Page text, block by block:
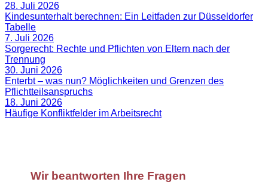
28. Juli 2026
Kindesunterhalt berechnen: Ein Leitfaden zur Düsseldorfer
Tabelle
7. Juli 2026
Sorgerecht: Rechte und Pflichten von Eltern nach der
Trennung
30. Juni 2026
Enterbt – was nun? Möglichkeiten und Grenzen des
Pflichtteilsanspruchs
18. Juni 2026
Häufige Konfliktfelder im Arbeitsrecht
Wir beantworten Ihre Fragen